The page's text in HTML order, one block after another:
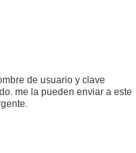
de usuario y clave
me la pueden enviar a este